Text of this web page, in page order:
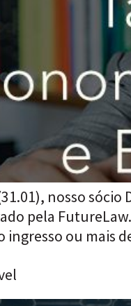
nosso sócio
pela
ingresso ou mais